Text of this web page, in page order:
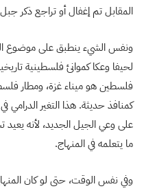
المقابل تم إغفال أو تراجع ذكر
ونفس الشيء ينطبق على موضوع
لحيفا وعكا كموانئ فلسطينية
فلسطين هو ميناء غزة، ومطار
كمنافذ حديثة. هذا التغير
على وعي الجيل الجديد، لأنه
ما يتعلمه في المنهاج.
وفي نفس الوقت، حتى لو كان